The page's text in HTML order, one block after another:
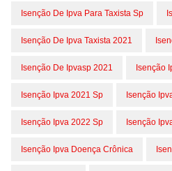
Isenção De Ipva Para Taxista Sp
Isenção De Ipva Taxista 2021
Isenção De Ipvasp 2021 Isenção
Isenção Ipva 2021 Sp Isenção
Isenção Ipva 2022 Sp Isenção
Isenção Ipva Doença Crônica